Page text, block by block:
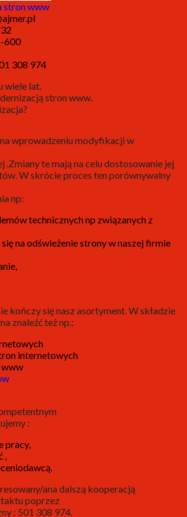
stron www
600
308 974
wiele lat.
stron www.
wprowadzeniu modyfikacji w
.Zmiany te mają na celu dostosowanie jej
W skrócie proces ten porównywalny
np:
technicznych np związanych z
na odświeżenie strony w naszej firmie
kończy się nasz asortyment. W składzie
znaleźć też np.:
internetowych
:
pracy,
,
ana dalszą kooperacją
poprzez
: 501 308 974.